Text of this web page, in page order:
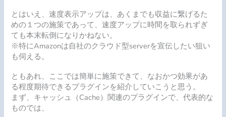
とはいえ、速度表示アップは、あくまでも収益に繋げるた
めの１つの施策であって、速度アップに時間を取られずぎ
ても本末転倒になりかねない。
※特にAmazonは自社のクラウド型serverを宣伝したい狙い
も伺える。
ともあれ、ここでは簡単に施策できて、なおかつ効果があ
る程度期待できるプラグインを紹介していこうと思う。
まず、キャッシュ（Cache）関連のプラグインで、代表的な
ものでは、